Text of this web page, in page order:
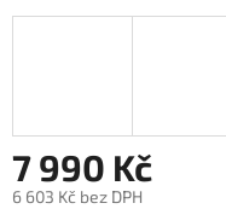
7 990 Kč
6 603 Kč bez DPH